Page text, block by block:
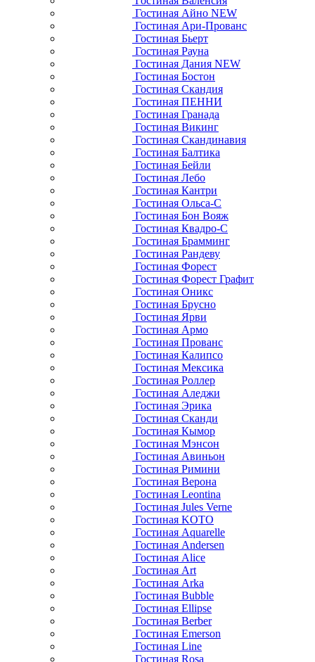
Гостиная Айно NEW
Гостиная Ари-Прованс
Гостиная Бьерт
Гостиная Рауна
Гостиная Дания NEW
Гостиная Бостон
Гостиная Скандия
Гостиная ПЕННИ
Гостиная Гранада
Гостиная Викинг
Гостиная Скандинавия
Гостиная Балтика
Гостиная Бейли
Гостиная Лебо
Гостиная Кантри
Гостиная Ольса-С
Гостиная Бон Вояж
Гостиная Квадро-С
Гостиная Брамминг
Гостиная Рандеву
Гостиная Форест
Гостиная Форест Графит
Гостиная Оникс
Гостиная Брусно
Гостиная Ярви
Гостиная Армо
Гостиная Прованс
Гостиная Калипсо
Гостиная Мексика
Гостиная Роллер
Гостиная Аледжи
Гостиная Эрика
Гостиная Сканди
Гостиная Кымор
Гостиная Мэнсон
Гостиная Авиньон
Гостиная Римини
Гостиная Верона
Гостиная Leontina
Гостиная Jules Verne
Гостиная KOTO
Гостиная Aquarelle
Гостиная Andersen
Гостиная Alice
Гостиная Art
Гостиная Arka
Гостиная Bubble
Гостиная Ellipse
Гостиная Berber
Гостиная Emerson
Гостиная Line
Гостиная Rosa